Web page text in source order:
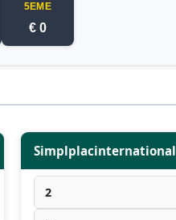
5EME
€ 0
Simplplacinternational
2